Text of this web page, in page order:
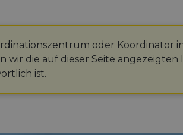
oder Koordinator
wir die auf dieser Seite
ist.